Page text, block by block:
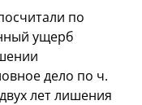
по
ущерб
дело по ч.
лет лишения